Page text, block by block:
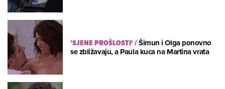
'SJENE PROŠLOSTI'/Šimun i Olga ponovno
se zbližavaju, a Paula kuca na Martina vrata